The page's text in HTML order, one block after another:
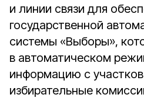
и линии связи для
государственной
системы «Выборы»,
в автоматическом
информацию с
избирательные